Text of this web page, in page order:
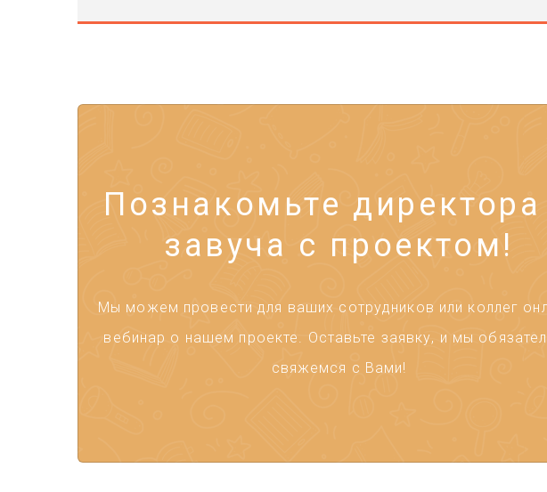
Познакомьте директора
завуча с проектом!
Мы можем провести для ваших сотрудников или коллег
вебинар о нашем проекте. Оставьте заявку, и мы
свяжемся с Вами!